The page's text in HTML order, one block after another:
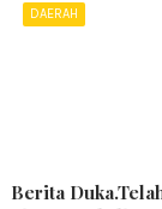
DAERAH
Berita